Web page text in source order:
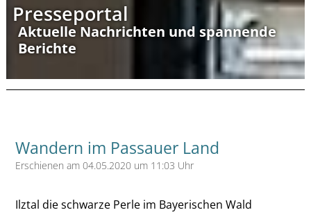
Presseportal
Aktuelle Nachrichten und spannende
Berichte
Wandern im Passauer Land
Erschienen am 04.05.2020 um 11:03 Uhr
Ilztal die schwarze Perle im Bayerischen Wald